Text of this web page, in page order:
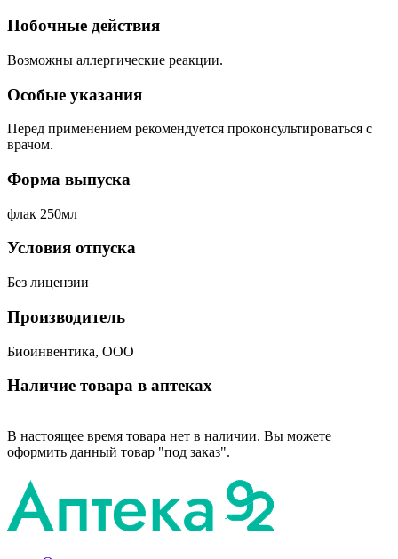
Побочные действия
Возможны аллергические реакции.
Особые указания
Перед применением рекомендуется проконсультироваться с
врачом.
Форма выпуска
флак 250мл
Условия отпуска
Без лицензии
Производитель
Биоинвентика, ООО
Наличие товара в аптеках
В настоящее время товара нет в наличии. Вы можете
оформить данный товар "под заказ".